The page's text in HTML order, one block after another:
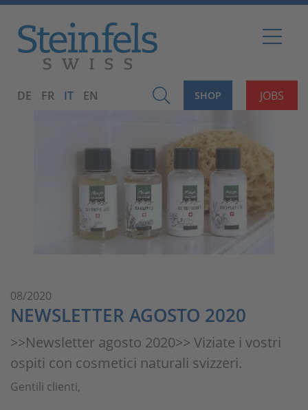
JOBS
SHOP
DE FR IT EN
08/2020
NEWSLETTER AGOSTO 2020
>>Newsletter agosto 2020>> Viziate i vostri
ospiti con cosmetici naturali svizzeri.
Gentili clienti,